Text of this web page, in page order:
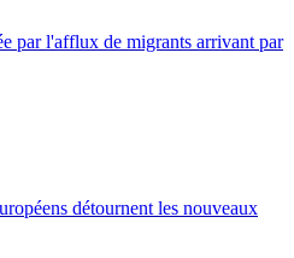
par l'afflux de migrants arrivant par
détournent les nouveaux